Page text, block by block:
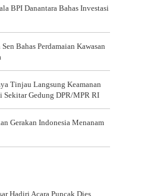
BPI Danantara Bahas Investasi
Bahas Perdamaian Kawasan
Tinjau Langsung Keamanan
Sekitar Gedung DPR/MPR RI
Gerakan Indonesia Menanam
Hadiri Acara Puncak Dies